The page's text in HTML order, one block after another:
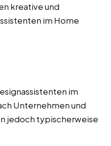
kreative und
im Home
im
Unternehmen und
jedoch typischerweise